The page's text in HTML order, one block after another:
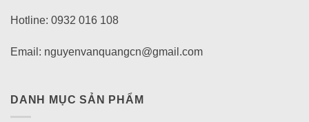
Hotline: 0932 016 108
Email: nguyenvanquangcn@gmail.com
DANH MỤC SẢN PHẨM